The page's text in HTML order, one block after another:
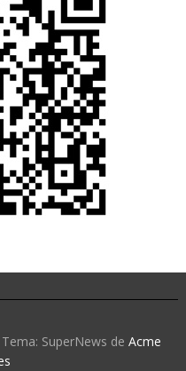
Tema: SuperNews de Acme